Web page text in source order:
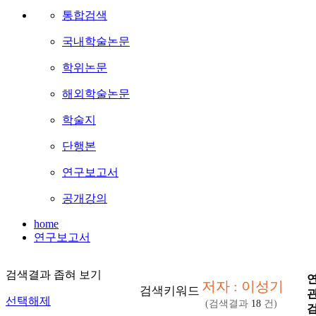
통합검색
국내학술논문
학위논문
해외학술논문
학술지
단행본
연구보고서
공개강의
home
연구보고서
검색결과 좁혀 보기
선택해제
검색키워드 저자 : 이성기
(검색결과 18 건)